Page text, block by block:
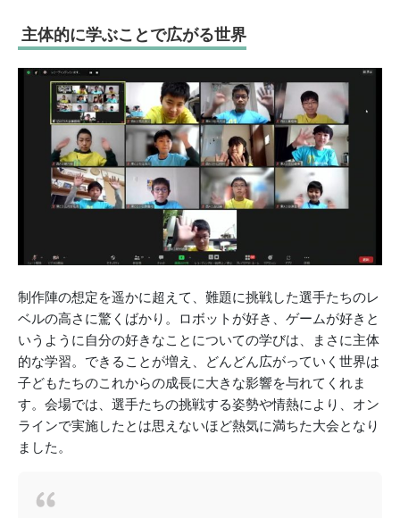
主体的に学ぶことで広がる世界
制作陣の想定を遥かに超えて、難題に挑戦した選手たちのレ
ベルの高さに驚くばかり。ロボットが好き、ゲームが好きと
いうように自分の好きなことについての学びは、まさに主体
的な学習。できることが増え、どんどん広がっていく世界は
子どもたちのこれからの成長に大きな影響を与れてくれま
す。会場では、選手たちの挑戦する姿勢や情熱により、オン
ラインで実施したとは思えないほど熱気に満ちた大会となり
ました。